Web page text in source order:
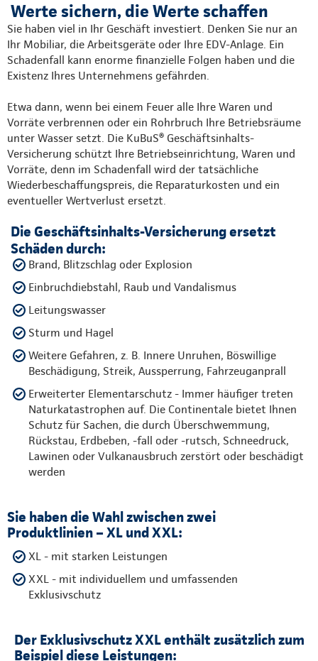
Werte sichern, die Werte schaffen
Sie haben viel in Ihr Geschäft investiert. Denken Sie nur an
Ihr Mobiliar, die Arbeitsgeräte oder Ihre EDV-Anlage. Ein
Schadenfall kann enorme finanzielle Folgen haben und die
Existenz Ihres Unternehmens gefährden.
Etwa dann, wenn bei einem Feuer alle Ihre Waren und
Vorräte verbrennen oder ein Rohrbruch Ihre Betriebsräume
unter Wasser setzt. Die KuBuS® Geschäftsinhalts-
Versicherung schützt Ihre Betriebseinrichtung, Waren und
Vorräte, denn im Schadenfall wird der tatsächliche
Wiederbeschaffungspreis, die Reparaturkosten und ein
eventueller Wertverlust ersetzt.
Die Geschäftsinhalts-Versicherung ersetzt
Schäden durch:
Brand, Blitzschlag oder Explosion
Einbruchdiebstahl, Raub und Vandalismus
Leitungswasser
Sturm und Hagel
Weitere Gefahren, z. B. Innere Unruhen, Böswillige
Beschädigung, Streik, Aussperrung, Fahrzeuganprall
Erweiterter Elementarschutz - Immer häufiger treten
Naturkatastrophen auf. Die Continentale bietet Ihnen
Schutz für Sachen, die durch Überschwemmung,
Rückstau, Erdbeben, -fall oder -rutsch, Schneedruck,
Lawinen oder Vulkanausbruch zerstört oder beschädigt
werden
Sie haben die Wahl zwischen zwei
Produktlinien – XL und XXL:
XL - mit starken Leistungen
XXL - mit individuellem und umfassenden
Exklusivschutz
Der Exklusivschutz XXL enthält zusätzlich zum
Beispiel diese Leistungen: